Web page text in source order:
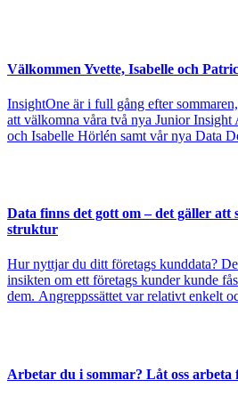
Välkommen Yvette, Isabelle och
InsightOne är i full gång efter
att välkomna våra två nya Junior Insight
och Isabelle Hörlén samt vår nya Data
Data finns det gott om – det gäller att
struktur
Hur nyttjar du ditt företags kunddata?
insikten om ett företags kunder kunde
dem. Angreppssättet var relativt enkelt
Arbetar du i sommar? Låt oss arbeta